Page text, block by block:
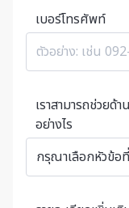
เบอร์โทรศัพท์
เราสามารถช่วย
อย่างไร